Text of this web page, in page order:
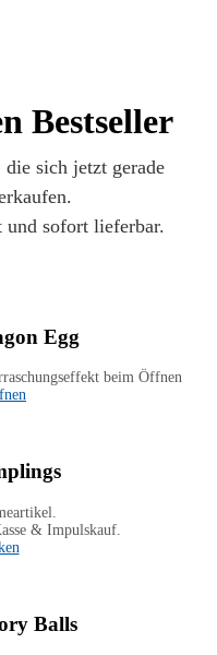
Bestseller
sich jetzt gerade
und sofort lieferbar.
Egg
beim Öffnen
& Impulskauf.
Balls